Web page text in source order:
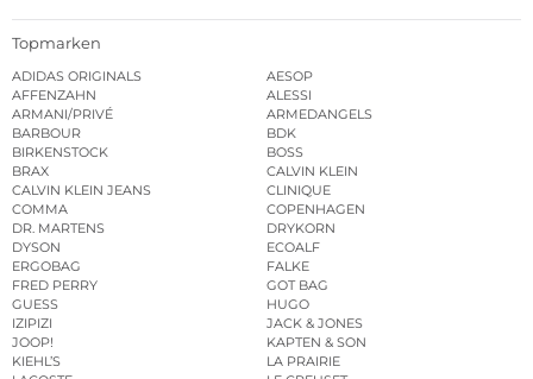
Topmarken
ADIDAS ORIGINALS
AESOP
AFFENZAHN
ALESSI
ARMANI/PRIVÉ
ARMEDANGELS
BARBOUR
BDK
BIRKENSTOCK
BOSS
BRAX
CALVIN KLEIN
CALVIN KLEIN JEANS
CLINIQUE
COMMA
COPENHAGEN
DR. MARTENS
DRYKORN
DYSON
ECOALF
ERGOBAG
FALKE
FRED PERRY
GOT BAG
GUESS
HUGO
IZIPIZI
JACK & JONES
JOOP!
KAPTEN & SON
KIEHL’S
LA PRAIRIE